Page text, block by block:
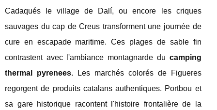
Cadaqués le village de Dalí, ou encore les criques
sauvages du cap de Creus transforment une journée de
cure en escapade maritime. Ces plages de sable fin
contrastent avec l'ambiance montagnarde du camping
thermal pyrenees. Les marchés colorés de Figueres
regorgent de produits catalans authentiques. Portbou et
sa gare historique racontent l'histoire frontalière de la